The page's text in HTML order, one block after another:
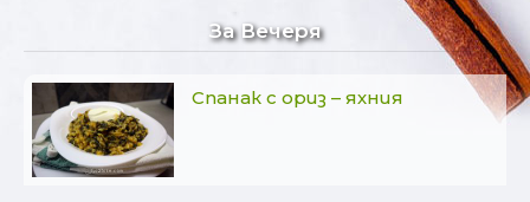
За Вечеря
Спанак с ориз – яхния